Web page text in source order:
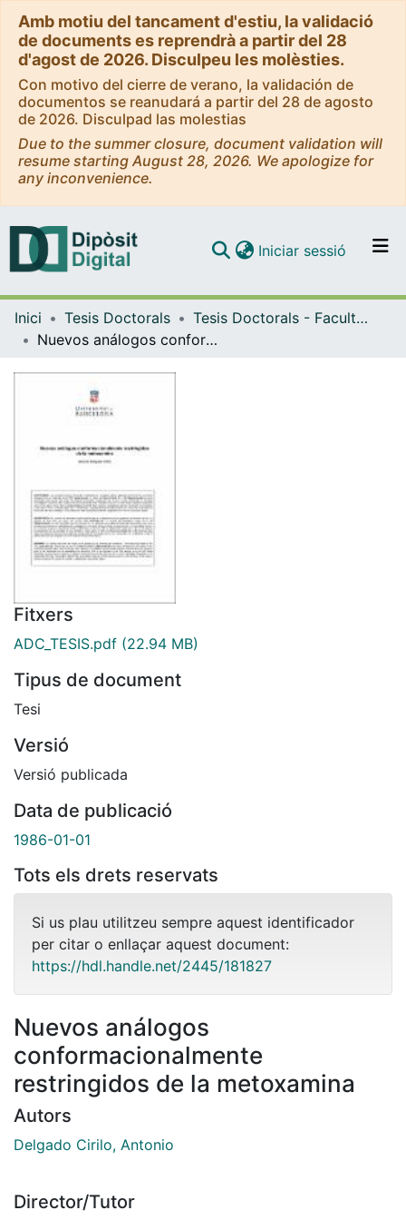
Amb motiu del tancament d'estiu, la validació
de documents es reprendrà a partir del 28
d'agost de 2026. Disculpeu les molèsties.
Con motivo del cierre de verano, la validación de
documentos se reanudará a partir del 28 de agosto
de 2026. Disculpad las molestias
Due to the summer closure, document validation will
resume starting August 28, 2026. We apologize for
any inconvenience.
Navega per tot el DD
Iniciar sessió (current)
Inici Tesis Doctorals
Tesis Doctorals - Facultat - Farmàcia
Nuevos análogos conformacionalmente restringidos de la metoxamina
Fitxers
ADC_TESIS.pdf (22.94 MB)
Tipus de document
Tesi
Versió
Versió publicada
Data de publicació
1986-01-01
Tots els drets reservats
Si us plau utilitzeu sempre aquest identificador
per citar o enllaçar aquest document:
https://hdl.handle.net/2445/181827
Nuevos análogos
conformacionalmente
restringidos de la metoxamina
Autors
Delgado Cirilo, Antonio
Director/Tutor